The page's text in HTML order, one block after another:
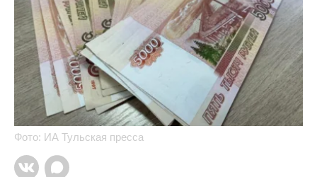
Фото: ИА Тульская пресса